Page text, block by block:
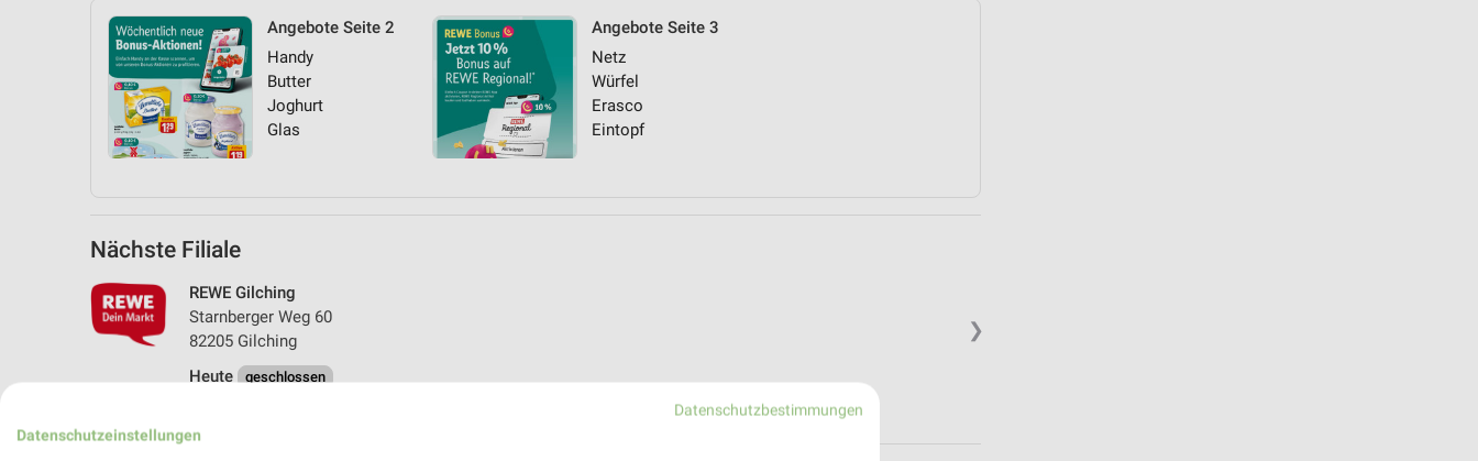
Angebote Seite 2
Handy
Butter
Joghurt
Glas
Angebote Seite 3
Netz
Würfel
Erasco
Eintopf
Nächste Filiale
❯
REWE Gilching
Starnberger Weg 60
82205 Gilching
Heute
geschlossen
Datenschutzbestimmungen
Datenschutzeinstellungen